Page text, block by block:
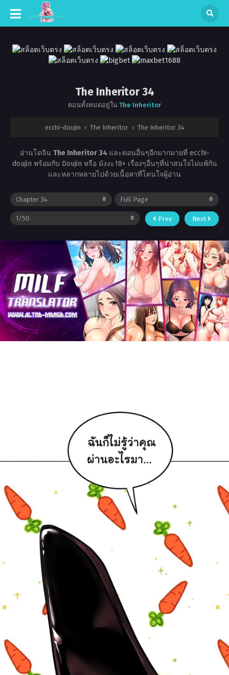
The Inheritor 34
ตอนทั้งหมดอยู่ใน The Inheritor
ecchi-doujin › The Inheritor › The Inheritor 34
อ่านโดจิน The Inheritor 34 และตอนอื่นๆอีกมากมายที่ ecchi-
doujin พร้อมกับ Doujin หรือ มังงะ18+ เรื่องๆอื่นๆที่น่าสนใจไม่แพ้กัน
และหลากหลายไปด้วยเนื้อหาที่โดนใจผู้อ่าน
Prev Next